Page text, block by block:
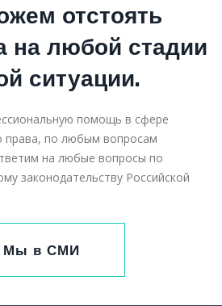
отстоять
на любой стадии
ситуации.
помощь в сфере
права, по любым вопросам
на любые вопросы по
законодательству Российской
Мы в СМИ